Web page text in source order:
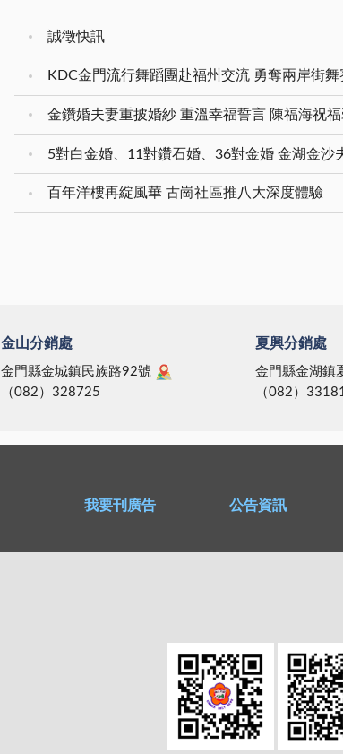
誠徵快訊
KDC金門流行舞蹈團赴福州交流 勇奪兩岸街
百年洋樓再綻風華 古崗社區推八大深度體驗
金山分銷處
金門縣金城鎮民族路92號
（082）328725
夏興分銷處
金門縣金湖鎮
（082）
我要刊廣告 公告資訊